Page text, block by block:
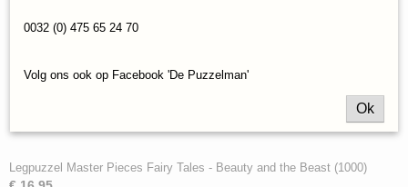
Legpuzzel Master Pieces Fairy Tales - Beauty and the Beast (1000)
0032 (0) 475 65 24 70
Volg ons ook op Facebook 'De Puzzelman'
Ok